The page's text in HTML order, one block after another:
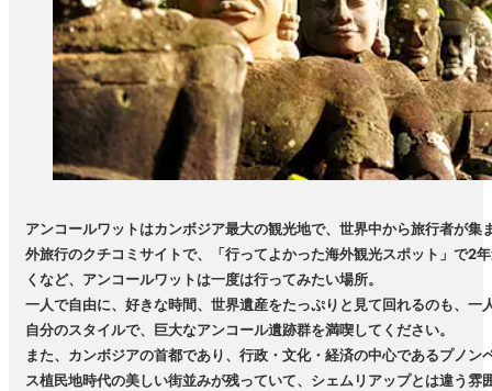
アンコールワットはカンボジア最大の観光地で、世界中から旅行者が集
外旅行のクチコミサイトで、「行ってよかった海外観光スポット」で2
くなど、アンコールワットは一度は行ってみたい場所。
一人で自由に、好きな時間、世界遺産をたっぷりと見て回れるのも、一
自分のスタイルで、巨大なアンコール遺跡群を満喫してください。
また、カンボジアの首都であり、行政・文化・経済の中心であるプノン
ス植民地時代の美しい街並みが残っていて、シェムリアップとは違う雰